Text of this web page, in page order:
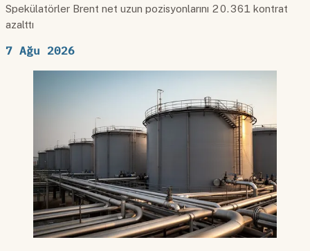
Spekülatörler Brent net uzun pozisyonlarını 20.361 kontrat
azalttı
7 Ağu 2026